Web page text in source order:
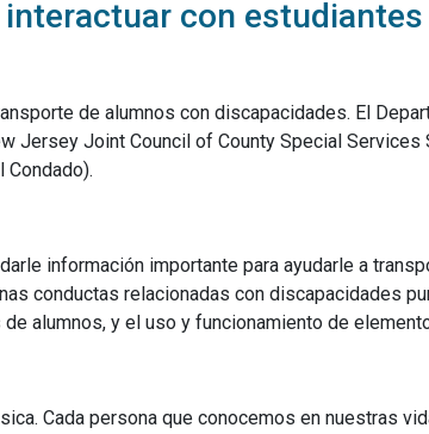
con
de alumnos con discapacidades. El
Jersey Joint Council of County Special
información importante para ayudarle a
conductas relacionadas con discapacidades
alumnos, y el uso y funcionamiento de
Cada persona que conocemos en nuestras